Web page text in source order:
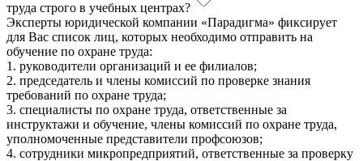
труда строго в учебных центрах?
Эксперты юридической компании «Парадигма» фиксирует
для Вас список лиц, которых необходимо отправить на
обучение по охране труда:
1. руководители организаций и ее филиалов;
2. председатель и члены комиссий по проверке знания
требований по охране труда;
3. специалисты по охране труда, ответственные за
инструктажи и обучение, члены комиссий по охране труда,
уполномоченные представители профсоюзов;
4. сотрудники микропредприятий, ответственные за проверку